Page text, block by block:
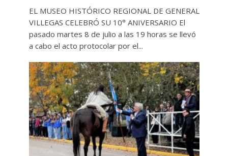
EL MUSEO HISTÓRICO REGIONAL DE GENERAL
VILLEGAS CELEBRÓ SU 10° ANIVERSARIO El
pasado martes 8 de julio a las 19 horas se llevó
a cabo el acto protocolar por el...